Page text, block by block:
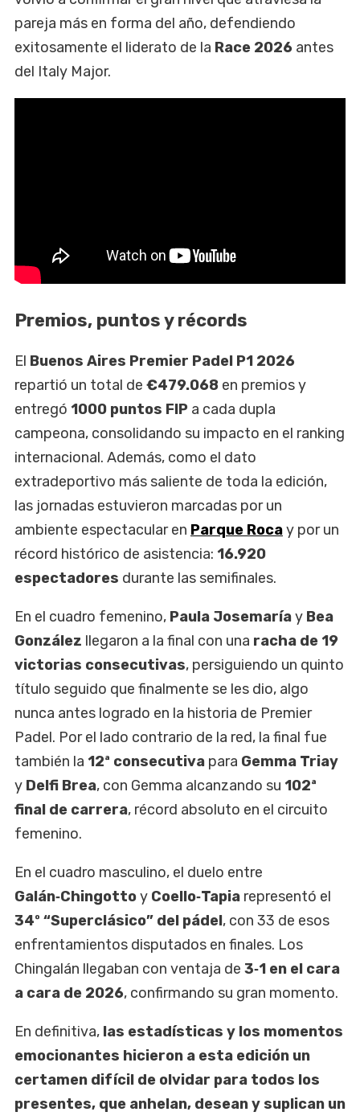
pareja más en forma del año, defendiendo
exitosamente el liderato de la Race 2026 antes
del Italy Major.
Premios, puntos y récords
El Buenos Aires Premier Padel P1 2026
repartió un total de €479.068 en premios y
entregó 1000 puntos FIP a cada dupla
campeona, consolidando su impacto en el ranking
internacional. Además, como el dato
extradeportivo más saliente de toda la edición,
las jornadas estuvieron marcadas por un
ambiente espectacular en Parque Rocay por un
récord histórico de asistencia: 16.920
espectadores durante las semifinales.
En el cuadro femenino, Paula Josemaríay Bea
González llegaron a la final con una racha de 19
victorias consecutivas, persiguiendo un quinto
título seguido que finalmente se les dio, algo
nunca antes logrado en la historia de Premier
Padel. Por el lado contrario de la red, la final fue
también la 12ª consecutiva para Gemma Triay
y Delfi Brea, con Gemma alcanzando su 102ª
final de carrera, récord absoluto en el circuito
femenino.
En el cuadro masculino, el duelo entre
Galán‑Chingottoy Coello‑Tapia representó el
34º “Superclásico” del pádel, con 33 de esos
enfrentamientos disputados en finales. Los
Chingalán llegaban con ventaja de 3‑1 en el cara
a cara de 2026, confirmando su gran momento.
En definitiva, las estadísticas y los momentos
emocionantes hicieron a esta edición un
certamen difícil de olvidar para todos los
presentes, que anhelan, desean y suplican un